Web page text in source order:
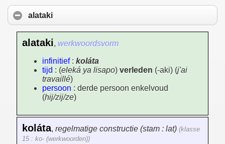
alataki
alataki, werkwoordsvorm
infinitief: koláta
tijd : (eleká ya lisapo) verleden (-aki) (j'ai
travaillé)
persoon : derde persoon enkelvoud
(hij/zij/ze)
koláta, regelmatige constructie (stam : lat) (klasse
15 : ko- (werkwoorden))